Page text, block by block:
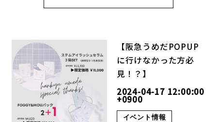
【阪急うめだPOPUP
に行けなかった方必
見！？】
2024-04-17 12:00:00
+0900
イベント情報